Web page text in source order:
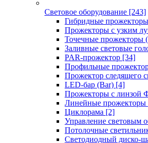
Световое оборудование [243]
Гибридные прожекторы
Прожекторы с узким
Точечные прожекторы
Заливные световые
PAR-прожектор [34]
Профильные
Прожектор следящего
LED-бар (Bar) [4]
Прожекторы с линзой
Линейные прожекторы
Циклорама [2]
Управление световым
Потолочные
Светодиодный диско-